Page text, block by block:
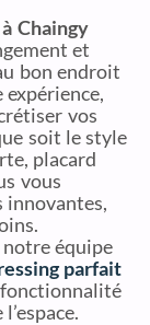
Chaingy
et
bon endroit
vos
soit le style
placard
vous
innovantes,
équipe
parfait